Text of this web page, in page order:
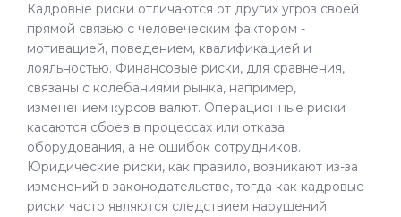
Кадровые риски отличаются от других угроз своей
прямой связью с человеческим фактором -
мотивацией, поведением, квалификацией и
лояльностью. Финансовые риски, для сравнения,
связаны с колебаниями рынка, например,
изменением курсов валют. Операционные риски
касаются сбоев в процессах или отказа
оборудования, а не ошибок сотрудников.
Юридические риски, как правило, возникают из-за
изменений в законодательстве, тогда как кадровые
риски часто являются следствием нарушений